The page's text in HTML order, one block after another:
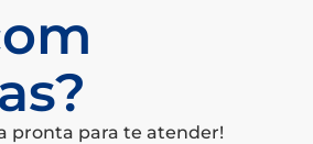
pronta para te atender!